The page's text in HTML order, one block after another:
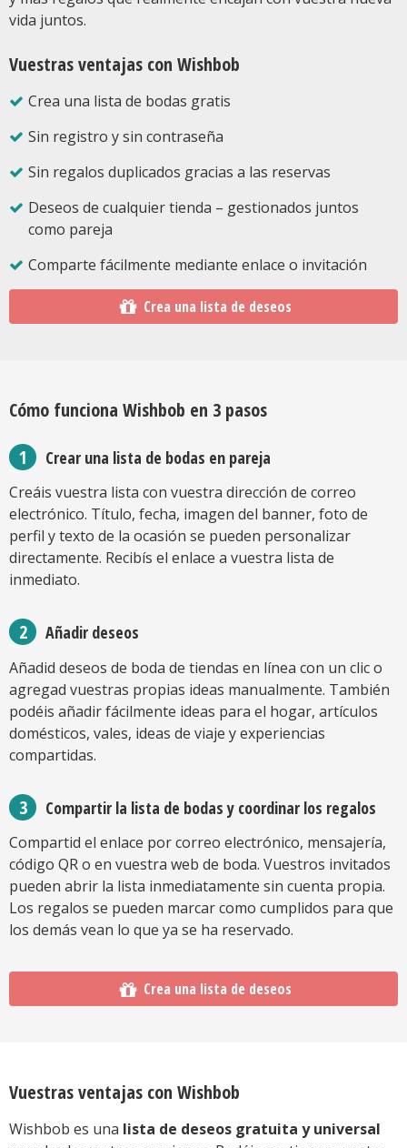
vida juntos.
Vuestras ventajas con Wishbob
Crea una lista de bodas gratis
Sin registro y sin contraseña
Sin regalos duplicados gracias a las reservas
Deseos de cualquier tienda – gestionados juntos
como pareja
Comparte fácilmente mediante enlace o invitación
Crea una lista de deseos
Cómo funciona Wishbob en 3 pasos
Crear una lista de bodas en pareja
Creáis vuestra lista con vuestra dirección de correo
electrónico. Título, fecha, imagen del banner, foto de
perfil y texto de la ocasión se pueden personalizar
directamente. Recibís el enlace a vuestra lista de
inmediato.
Añadir deseos
Añadid deseos de boda de tiendas en línea con un clic o
agregad vuestras propias ideas manualmente. También
podéis añadir fácilmente ideas para el hogar, artículos
domésticos, vales, ideas de viaje y experiencias
compartidas.
Compartir la lista de bodas y coordinar los regalos
Compartid el enlace por correo electrónico, mensajería,
código QR o en vuestra web de boda. Vuestros invitados
pueden abrir la lista inmediatamente sin cuenta propia.
Los regalos se pueden marcar como cumplidos para que
los demás vean lo que ya se ha reservado.
Crea una lista de deseos
Vuestras ventajas con Wishbob
Wishbob es una lista de deseos gratuita y universal